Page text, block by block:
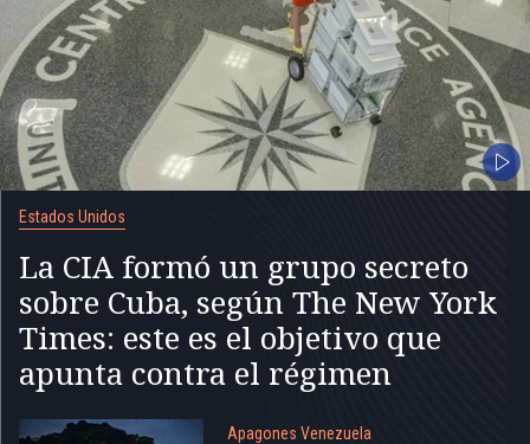
Estados Unidos
La CIA formó un grupo secreto
sobre Cuba, según The New York
Times: este es el objetivo que
apunta contra el régimen
Apagones Venezuela